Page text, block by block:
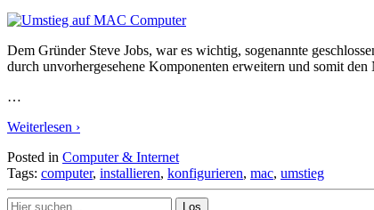
Dem Gründer Steve Jobs, war es wichtig, sogenannte
durch unvorhergesehene Komponenten erweitern und somit
…
Weiterlesen ›
Posted in Computer & Internet
Tags: computer, installieren, konfigurieren, mac, umstieg
Search